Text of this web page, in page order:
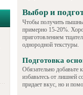
Выбор и
Чтобы получить
примерно 15-20%.
приготовлением
однородной текстуры.
Подготовка
Обязательно добавьте
избавьтесь от лишней
придает вкус, но и